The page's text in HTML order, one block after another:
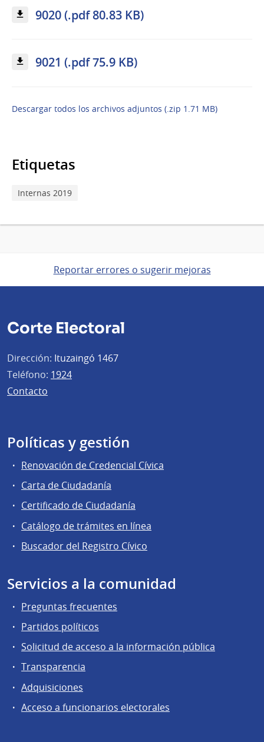
9020 (.pdf 80.83 KB)
9021 (.pdf 75.9 KB)
Descargar todos los archivos adjuntos (.zip 1.71 MB)
Etiquetas
Internas 2019
Reportar errores o sugerir mejoras
Corte Electoral
Dirección: Ituzaingó 1467
Teléfono: 1924
Contacto
Políticas y gestión
Renovación de Credencial Cívica
Carta de Ciudadanía
Certificado de Ciudadanía
Catálogo de trámites en línea
Buscador del Registro Cívico
Servicios a la comunidad
Preguntas frecuentes
Partidos políticos
Solicitud de acceso a la información pública
Transparencia
Adquisiciones
Acceso a funcionarios electorales